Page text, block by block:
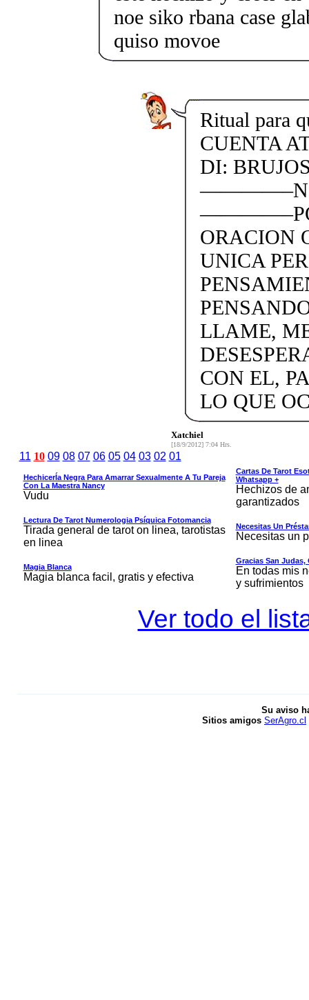
noe siko rbana case
quiso movoe
Ritual para
CUENTA
DI:
————–NO
UNICA
LLAME,
CON EL,
LO QUE
Xatchiel
[18/9/2012] 7:04 Hrs.
11 10 09 08 07 06 05 04 03 02 01
HechicerÍa Negra Para Amarrar Sexualmente A Tu Pareja
Con La Maestra Nancy
Vudu
Cartas De Tarot
Whatsapp +
Hechizos de
garantizados
Lectura De Tarot Numerologia Psíquica Fotomancia
Tirada general de tarot on linea, tarotistas
en linea
Necesitas Un
Necesitas un
Magia Blanca
Magia blanca facil, gratis y efectiva
Gracias San Judas,
En todas mis
y sufrimientos
Ver todo el
Su aviso
Sitios amigos SerAgro.cl